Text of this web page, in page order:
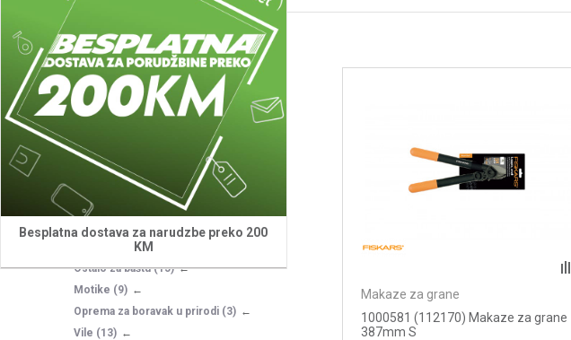
Besplatna dostava za narudzbe preko 200
KM
Makaze vinogradarske(1)
Makaze univerzalne(5)
Makaze voćarske
(41)
Sekači grana (8)
Grabulje(9)
Makaze za travu
(7)
Makaze za živu ogradu
Pribor za sekire
Ostalo za baštu(15)
Motike (9)
Oprema za boravak u prirodi (3)
Vile (13)
Makaze za grane
1000581 (112170) Makaze za grane
387mm S